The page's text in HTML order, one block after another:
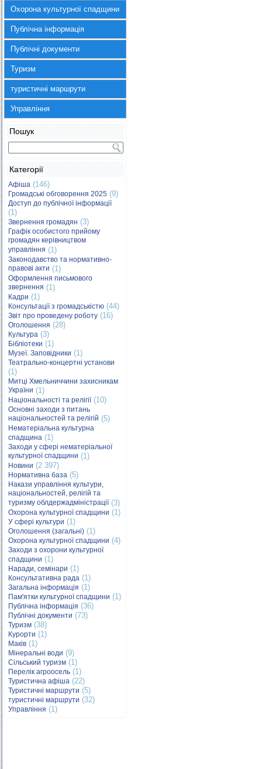
Охорона культурної спадщини
Публічна інформація
Публічні документи
Туризм
туристичні маршрути
Управління
Пошук
Категорії
Афіша (146)
Громадські обговорення 2025 (9)
Доступ до публічної інформації
(1)
Звернення громадян (3)
Графік особистого прийому
громадян керівництвом
управління (1)
Законодавство та нормативно-
правові акти (1)
Оформлення письмового
звернення (1)
Кадри (1)
Консультації з громадськістю (44)
Звіт про проведену роботу (16)
Оголошення (28)
Культура (3)
Бібліотеки (1)
Музеї. Заповідники (1)
Театрально-концертні установи
(1)
Митці Хмельниччини захисникам
України (1)
Національності та релігії(10)
Основні заходи з питань
національностей та релігій (5)
Нематеріальна культурна
спадщина (1)
Заходи у сфері нематеріальної
культурної спадщини (1)
Новини (2 397)
Нормативна база (5)
Накази управління культури,
національностей, релігій та
туризму облдержадміністрації(3)
Охорона культурної спадщини (1)
У сфері культури (1)
Оголошення (загальні) (1)
Охорона культурної спадщини (4)
Заходи з охорони культурної
спадщини (1)
Наради, семінари (1)
Консультативна рада (1)
Загальна інформація (1)
Пам'ятки культурної спадщини (1)
Публічна інформація (36)
Публічні документи (73)
Туризм (38)
Курорти (1)
Маків (1)
Мінеральні води (9)
Сільський туризм (1)
Перелік агроосель (1)
Туристична афіша (22)
Туристичні маршрути (5)
туристичні маршрути (32)
Управління (1)